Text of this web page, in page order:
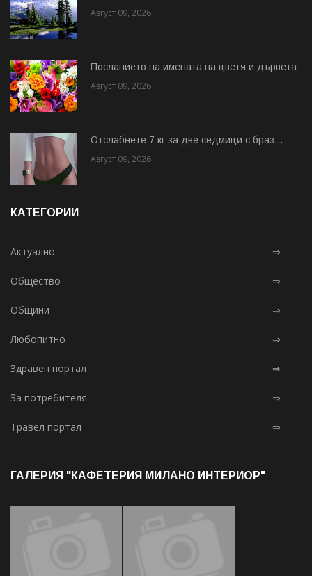
Август 09, 2026
Посланието на имената на цветя и дървета
Август 09, 2026
Отслабнете 7 кг за две седмици с браз...
Август 09, 2026
КАТЕГОРИИ
Актуално ⇒
Общество ⇒
Общини ⇒
Любопитно ⇒
Здравен портал ⇒
За потребителя ⇒
Травел портал ⇒
ГАЛЕРИЯ "КАФЕТЕРИЯ МИЛАНО ИНТЕРИОР"